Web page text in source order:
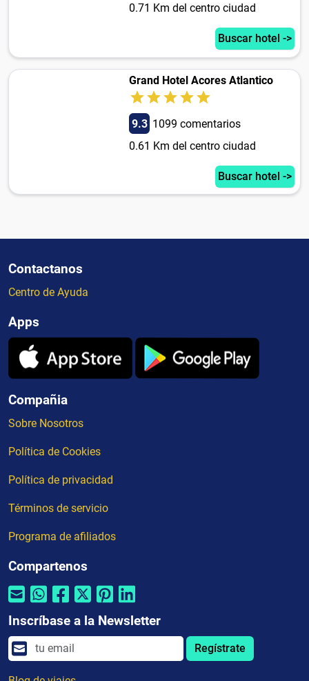
0.71 Km del centro ciudad
Buscar hotel ->
Grand Hotel Acores Atlantico
9.3 1099 comentarios
0.61 Km del centro ciudad
Buscar hotel ->
Contactanos
Centro de Ayuda
Apps
Compañia
Sobre Nosotros
Política de Cookies
Política de privacidad
Términos de servicio
Programa de afiliados
Compartenos
Inscríbase a la Newsletter
Regístrate